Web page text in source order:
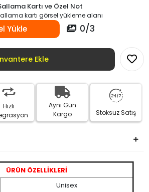
Kartı ve Özel Not
kartı görsel yükleme alanı
Yükle 0/3
Ekle
Hızlı
Aynı Gün
Kargo
Stoksuz Satış
ÜRÜN ÖZELLİKLERİ
Unisex